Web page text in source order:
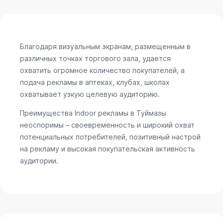
Indoor рекламы.
Благодаря визуальным экранам, размещенным в
различных точках торгового зала, удается
охватить огромное количество покупателей, а
подача рекламы в аптеках, клубах, школах
охватывает узкую целевую аудиторию.
Преимущества Indoor рекламы в Туймазы
неоспоримы – своевременность и широкий охват
потенциальных потребителей, позитивный настрой
на рекламу и высокая покупательская активность
аудитории.